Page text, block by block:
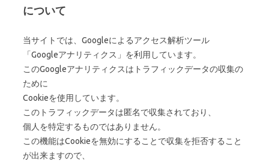
について
当サイトでは、Googleによるアクセス解析ツール
「Googleアナリティクス」を利用しています。
このGoogleアナリティクスはトラフィックデータの収集の
ために
Cookieを使用しています。
このトラフィックデータは匿名で収集されており、
個人を特定するものではありません。
この機能はCookieを無効にすることで収集を拒否すること
が出来ますので、